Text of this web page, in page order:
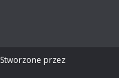
Stworzone przez